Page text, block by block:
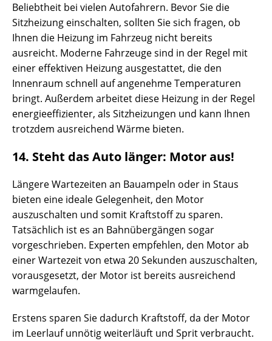
Beliebtheit bei vielen Autofahrern. Bevor Sie die
Sitzheizung einschalten, sollten Sie sich fragen, ob
Ihnen die Heizung im Fahrzeug nicht bereits
ausreicht. Moderne Fahrzeuge sind in der Regel mit
einer effektiven Heizung ausgestattet, die den
Innenraum schnell auf angenehme Temperaturen
bringt. Außerdem arbeitet diese Heizung in der Regel
energieeffizienter, als Sitzheizungen und kann Ihnen
trotzdem ausreichend Wärme bieten.
14. Steht das Auto länger: Motor aus!
Längere Wartezeiten an Bauampeln oder in Staus
bieten eine ideale Gelegenheit, den Motor
auszuschalten und somit Kraftstoff zu sparen.
Tatsächlich ist es an Bahnübergängen sogar
vorgeschrieben. Experten empfehlen, den Motor ab
einer Wartezeit von etwa 20 Sekunden auszuschalten,
vorausgesetzt, der Motor ist bereits ausreichend
warmgelaufen.
Erstens sparen Sie dadurch Kraftstoff, da der Motor
im Leerlauf unnötig weiterläuft und Sprit verbraucht.